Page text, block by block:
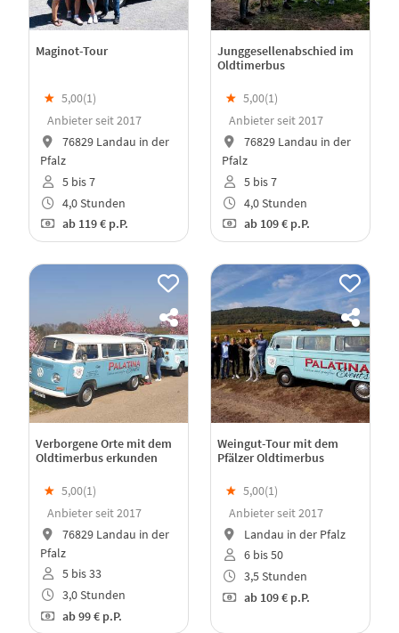
Maginot-Tour
★ 5,00(1)
Anbieter seit 2017
76829 Landau in der
Pfalz
5 bis 7
4,0 Stunden
ab119 € p.P.
Junggesellenabschied im
Oldtimerbus
★ 5,00(1)
Anbieter seit 2017
76829 Landau in der
Pfalz
5 bis 7
4,0 Stunden
ab109 € p.P.
Verborgene Orte mit dem
Oldtimerbus erkunden
★ 5,00(1)
Anbieter seit 2017
76829 Landau in der
Pfalz
5 bis 33
3,0 Stunden
ab99 € p.P.
Weingut-Tour mit dem
Pfälzer Oldtimerbus
★ 5,00(1)
Anbieter seit 2017
Landau in der Pfalz
6 bis 50
3,5 Stunden
ab109 € p.P.